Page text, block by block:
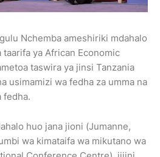
Nchemba ameshiriki mdahalo
ya African Economic
taswira ya jinsi Tanzania
usimamizi wa fedha za umma na
fedha.
huo jana jioni (Jumanne,
wa kimataifa wa mikutano wa